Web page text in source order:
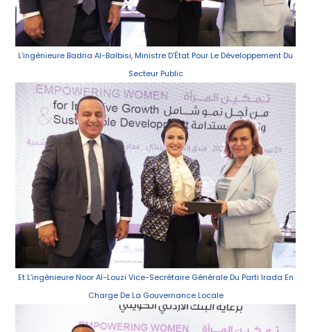
L’ingénieure Badria Al-Balbisi, Ministre D’État Pour Le Développement Du
Secteur Public
Et L’ingénieure Noor Al-Louzi Vice-Secrétaire Générale Du Parti Irada En
Charge De La Gouvernance Locale